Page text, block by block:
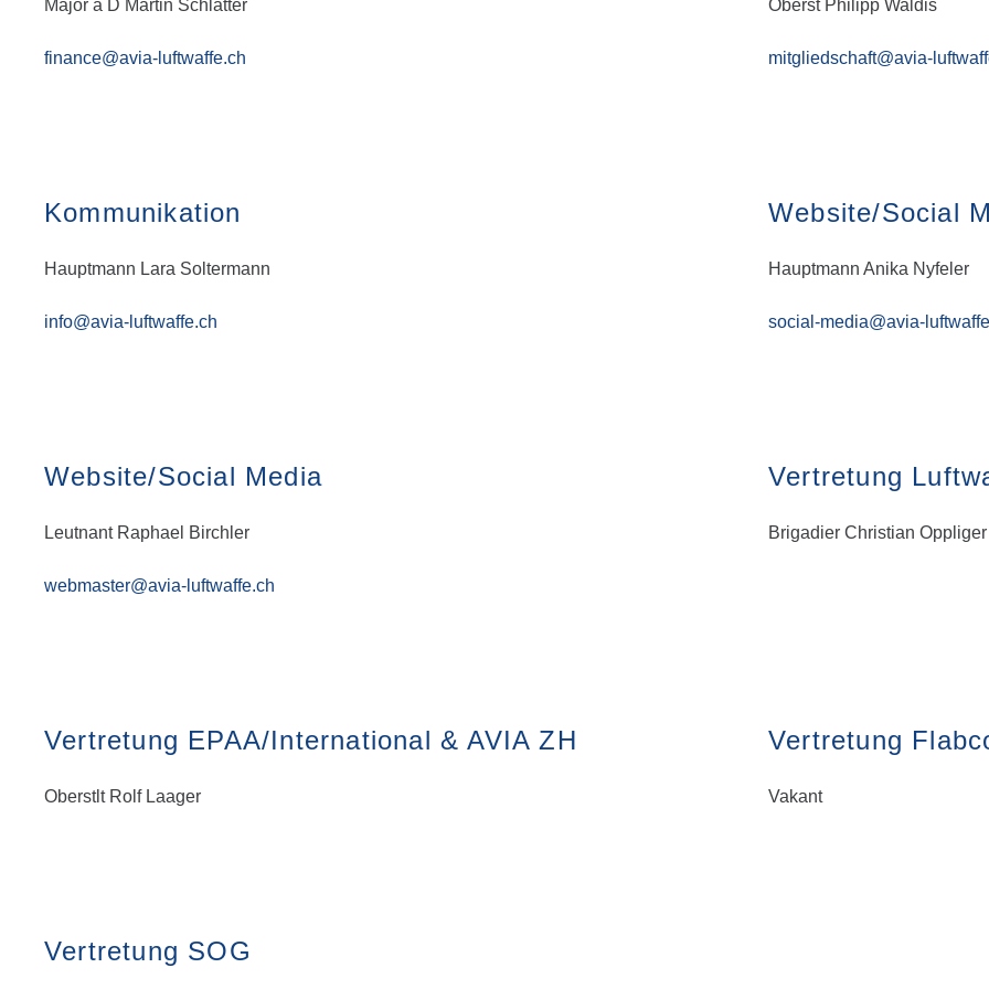
Major a D Martin Schlatter
finance@avia-luftwaffe.ch
Oberst Philipp Waldis
mitgliedschaft@avia-
Kommunikation
Hauptmann Lara Soltermann
info@avia-luftwaffe.ch
Website/Social
Hauptmann Anika Nyfeler
social-media@avia-
Website/Social Media
Leutnant Raphael Birchler
webmaster@avia-luftwaffe.ch
Vertretung
Brigadier Christian Oppliger
Vertretung EPAA/International & AVIA ZH
Oberstlt Rolf Laager
Vertretung
Vakant
Vertretung SOG